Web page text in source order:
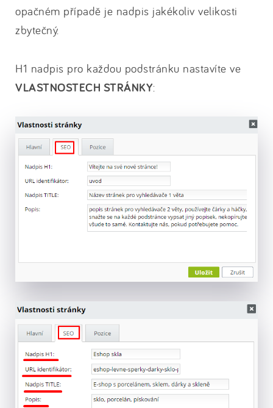
opačném případě je nadpis jakékoliv velikosti
zbytečný.
H1 nadpis pro každou podstránku nastavíte ve
VLASTNOSTECH STRÁNKY: